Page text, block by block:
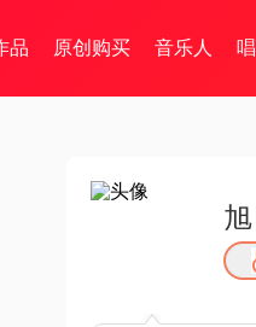
品 原创购买 音乐人